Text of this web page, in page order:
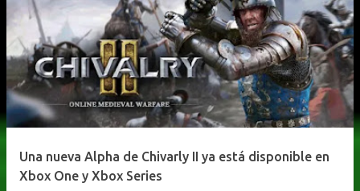
Una nueva Alpha de Chivarly II ya está disponible en
Xbox One y Xbox Series